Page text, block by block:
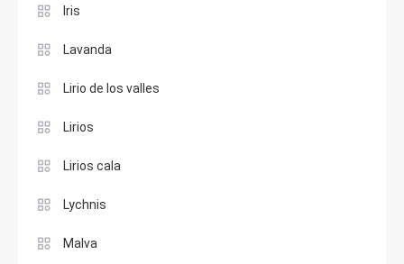
Iris
Lavanda
Lirio de los valles
Lirios
Lirios cala
Lychnis
Malva